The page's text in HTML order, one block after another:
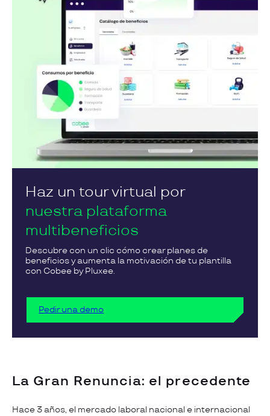
Haz un tour virtual por
nuestra plataforma
multibeneficios
Descubre con un clic cómo crear planes de
beneficios y aumenta la motivación de tu plantilla
con Cobee by Pluxee.
Pedir una demo
La Gran Renuncia: el precedente
Hace 3 años, el mercado laboral nacional e internacional